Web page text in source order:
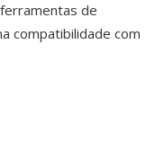
de
compatibilidade com